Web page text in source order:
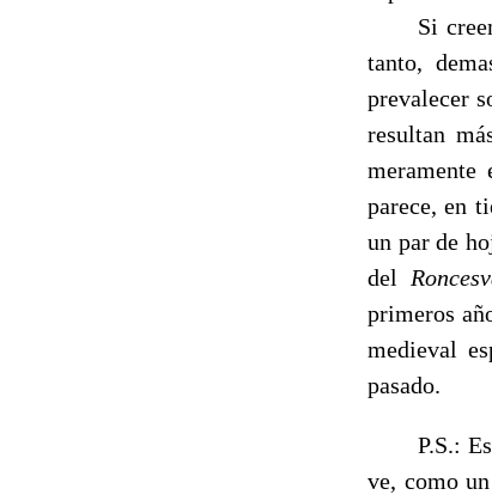
Si
tanto,
prevalecer
resultan
parece, en
un par de
del
primeros
medieval
pasado.
P.S.:
ve, como